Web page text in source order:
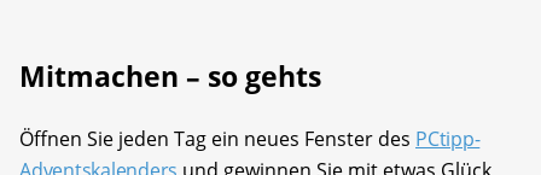
Mitmachen – so gehts
Öffnen Sie jeden Tag ein neues Fenster des PCtipp-